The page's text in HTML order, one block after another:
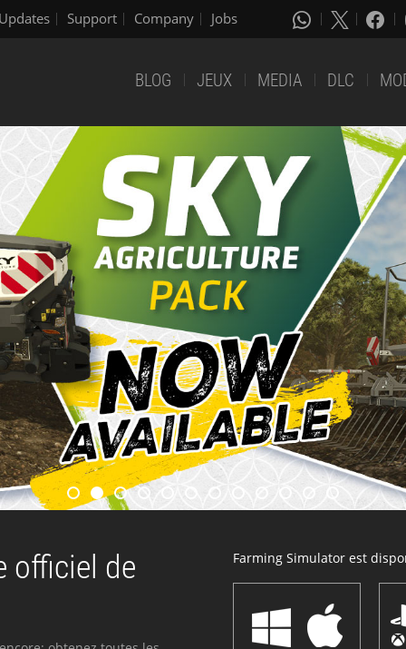
Support Company Jobs
BLOG JEUX MEDIA DLC
officiel de Farming Simulator est